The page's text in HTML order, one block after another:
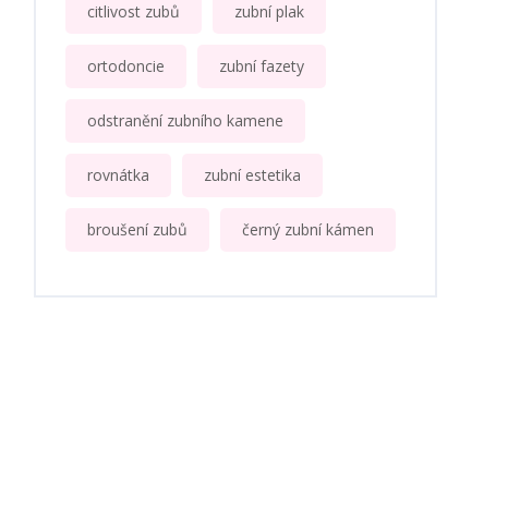
citlivost zubů zubní plak
ortodoncie zubní fazety
odstranění zubního kamene
rovnátka zubní estetika
broušení zubů černý zubní kámen